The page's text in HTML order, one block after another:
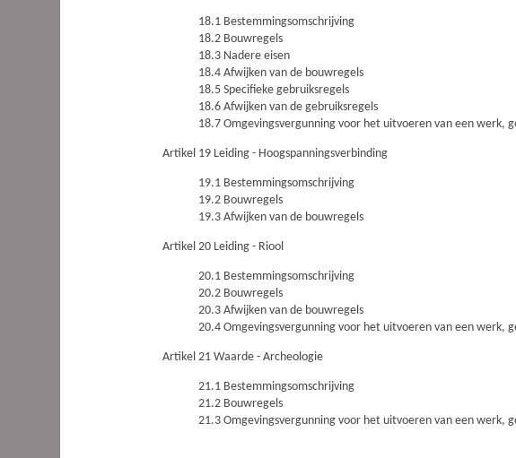
18.1 Bestemmingsomschrijving
18.2 Bouwregels
18.3 Nadere eisen
18.4 Afwijken van de bouwregels
18.5 Specifieke gebruiksregels
18.6 Afwijken van de gebruiksregels
18.7 Omgevingsvergunning voor het uitvoeren van een werk,
Artikel 19 Leiding - Hoogspanningsverbinding
19.1 Bestemmingsomschrijving
19.2 Bouwregels
19.3 Afwijken van de bouwregels
Artikel 20 Leiding - Riool
20.1 Bestemmingsomschrijving
20.2 Bouwregels
20.3 Afwijken van de bouwregels
20.4 Omgevingsvergunning voor het uitvoeren van een werk,
Artikel 21 Waarde - Archeologie
21.1 Bestemmingsomschrijving
21.2 Bouwregels
21.3 Omgevingsvergunning voor het uitvoeren van een werk,